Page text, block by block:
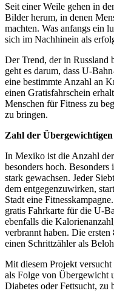
Seit einer Weile gehen in
Bilder herum, in denen
machten. Was anfangs ein
sich im Nachhinein als
Der Trend, der in Russland
geht es darum, dass U-
eine bestimmte Anzahl an
einen Gratisfahrschein
Menschen für Fitness zu
zu bringen.
Zahl der
In Mexiko ist die Anzahl
besonders hoch.
stark gewachsen. Jeder
dem entgegenzuwirken,
Stadt eine
gratis Fahrkarte für die U-
ebenfalls die
verbrannt haben. Die
einen Schrittzähler als
Mit diesem Projekt
als Folge von Übergewicht
Diabetes oder Fettsucht, zu